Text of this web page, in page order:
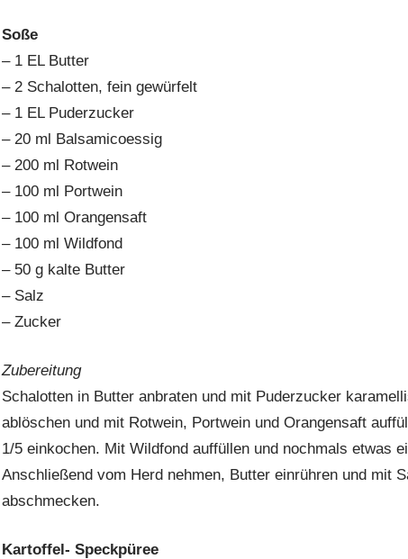
Soße
– 1 EL Butter
– 2 Schalotten, fein gewürfelt
– 1 EL Puderzucker
– 20 ml Balsamicoessig
– 200 ml Rotwein
– 100 ml Portwein
– 100 ml Orangensaft
– 100 ml Wildfond
– 50 g kalte Butter
– Salz
– Zucker
Zubereitung
Schalotten in Butter anbraten und mit Puderzucker
ablöschen und mit Rotwein, Portwein und Orangensaft
1/5 einkochen. Mit Wildfond auffüllen und nochmals etwas
Anschließend vom Herd nehmen, Butter einrühren und mit
abschmecken.
Kartoffel- Speckpüree